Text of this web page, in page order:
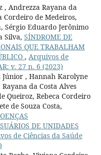
, Andrezza Rayana da
Cordeiro de Medeiros,
Sérgio Eduardo Jerônimo
Silva, SÍNDROME DE
QUE TRABALHAM
, Arquivos de
v. 27 n. 6 (2023)
Júnior , Hannah Karolyne
da Costa Alves
Queiroz, Rebeca Cordeiro
de Souza Costa,
DE UNIDADES
de Ciências da Saúde